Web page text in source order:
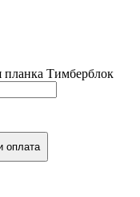
Тимберблок
оплата